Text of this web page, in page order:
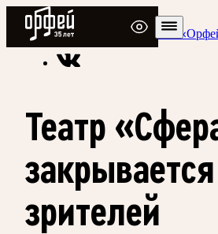
Радио Орфей
Радио классической музыки
Театр
зрителей